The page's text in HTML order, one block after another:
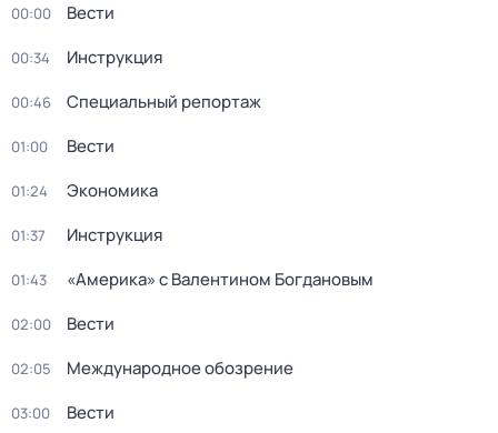
00:00 Вести
00:34 Инструкция
00:46 Специальный репортаж
01:00 Вести
01:24 Экономика
01:37 Инструкция
01:43 «Америка» с Валентином Богдановым
02:00 Вести
02:05 Международное обозрение
03:00 Вести